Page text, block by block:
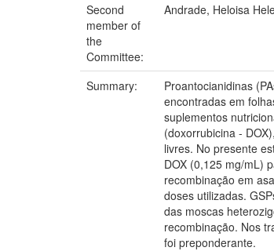
Second
member of
the
Committee:
Andrade, Heloisa
Summary:
Proantocianidinas
encontradas em
suplementos
(doxorrubicina -
livres. No presente
DOX (0,125 mg/mL)
recombinação em
doses utilizadas.
das moscas
recombinação. Nos
foi preponderante.